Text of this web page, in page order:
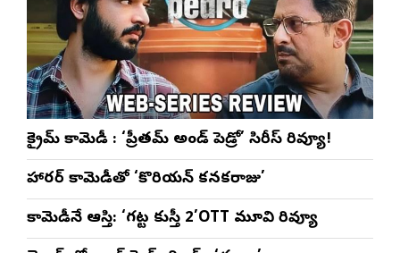
క్రైమ్ కామెడీ : ‘ప్రీతమ్ అండ్ పెడ్రో’ సిరీస్ రివ్యూ!
హారర్ కామెడీతో ‘కొరియన్ కనకరాజు’
కామెడీనే ఆస్తి: ‘గట్ట కుస్తీ 2’OTT మూవి రివ్యూ